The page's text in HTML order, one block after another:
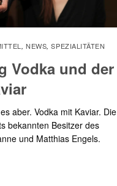
,NEWS,SPEZIALITÄTEN
Vodka und der
aber. Vodka mit Kaviar. Die
bekannten Besitzer des
und Matthias Engels.